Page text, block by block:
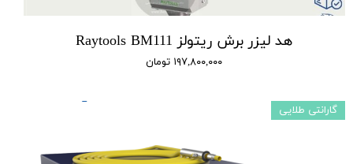
هد لیزر برش ریتولز Raytools BM111
۱۹۷,۸۰۰,۰۰۰ تومان
گارانتی طلایی